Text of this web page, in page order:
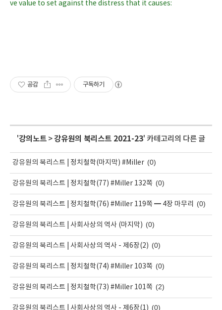
ve value to set against the distress that it causes:
공감 구독하기
'강의노트 >강유원의 북리스트 2021-23' 카테고리의 다른 글
강유원의 북리스트 | 정치철학(마지막) #Miller (0)
강유원의 북리스트 | 정치철학(77) #Miller 132쪽 (0)
강유원의 북리스트 | 정치철학(76) #Miller 119쪽 ━ 4장 마무리 (0)
강유원의 북리스트 | 사회사상의 역사 (마지막) (0)
강유원의 북리스트 | 사회사상의 역사 - 제6장(2) (0)
강유원의 북리스트 | 정치철학(74) #Miller 103쪽 (0)
강유원의 북리스트 | 정치철학(73) #Miller 101쪽 (2)
강유원의 북리스트 | 사회사상의 역사 - 제6장(1) (0)